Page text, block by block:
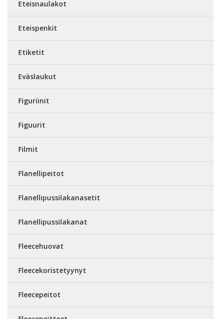
Eteisnaulakot
Eteispenkit
Etiketit
Eväslaukut
Figuriinit
Figuurit
Filmit
Flanellipeitot
Flanellipussilakanasetit
Flanellipussilakanat
Fleecehuovat
Fleecekoristetyynyt
Fleecepeitot